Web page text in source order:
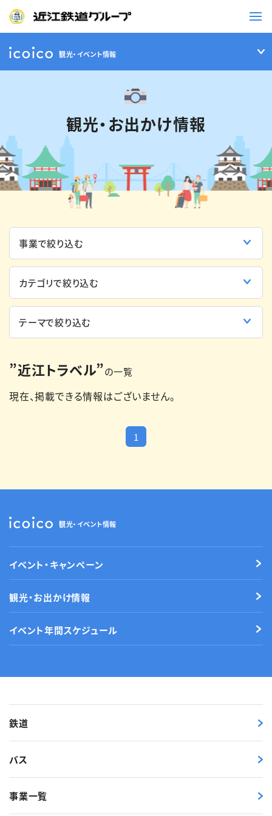
鉄道
観光・イベント情報
ニュースリリース
企業情報
English 簡体中文 繁体中文 한국어
観光・イベント情報
観光・お出かけ情報
”近江トラベル”の一覧
現在、掲載できる情報はございません。
1
観光・イベント情報
イベント・キャンペーン
観光・お出かけ情報
イベント年間スケジュール
鉄道
バス
事業一覧